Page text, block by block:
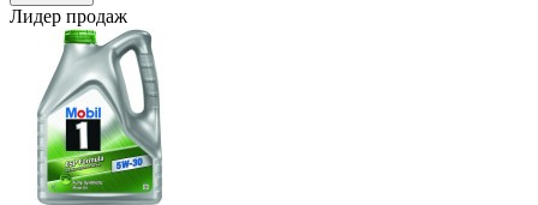
Лидер продаж